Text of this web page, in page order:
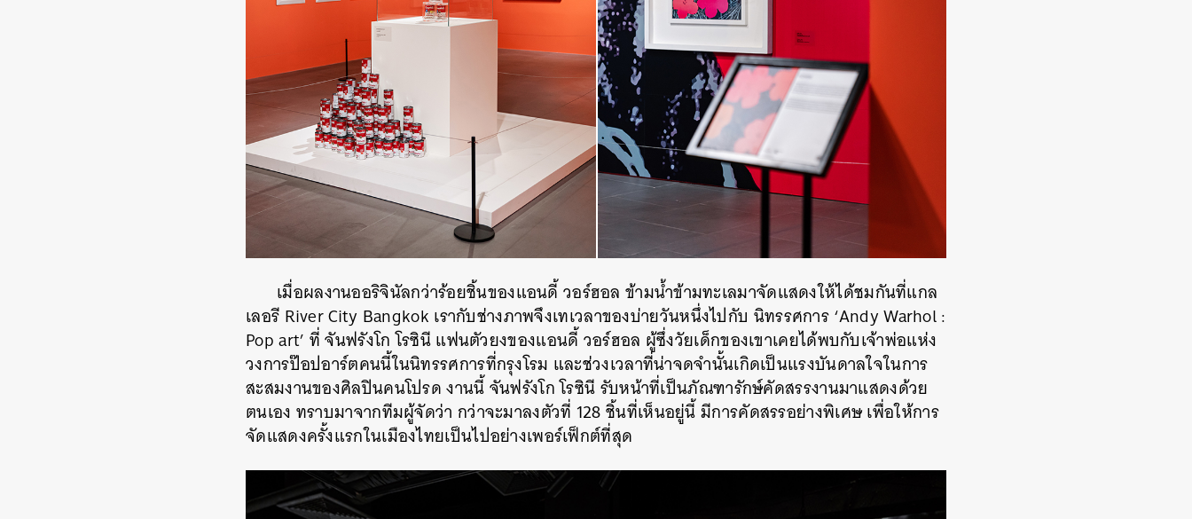
เมื่อผลงานออริจินัลกว่าร้อยชิ้นของแอนดี้ วอร์ฮอล ข้ามน้ำข้ามทะเลมาจัดแสดงให้ได้ชมกันที่แกล
เลอรี River City Bangkok เรากับช่างภาพจึงเทเวลาของบ่ายวันหนึ่งไปกับ นิทรรศการ‘Andy Warhol :
Pop art’ ที่ จันฟรังโก โรซินี แฟนตัวยงของแอนดี้ วอร์ฮอล ผู้ซึ่งวัยเด็กของเขาเคยได้พบกับเจ้าพ่อแห่ง
วงการป๊อปอาร์ตคนนี้ในนิทรรศการที่กรุงโรม และช่วงเวลาที่น่าจดจำนั้นเกิดเป็นแรงบันดาลใจในการ
สะสมงานของศิลปินคนโปรด งานนี้ จันฟรังโก โรซินี รับหน้าที่เป็นภัณฑารักษ์คัดสรรงานมาแสดงด้วย
ตนเอง ทราบมาจากทีมผู้จัดว่า กว่าจะมาลงตัวที่ 128ชิ้นที่เห็นอยู่นี้ มีการคัดสรรอย่างพิเศษ เพื่อให้การ
จัดแสดงครั้งแรกในเมืองไทยเป็นไปอย่างเพอร์เฟ็กต์ที่สุด
ค้นหา
SHARE TWEET LINE EMAIL